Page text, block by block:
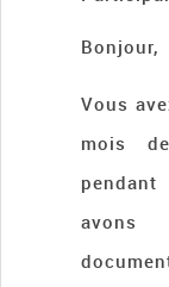
Bonjour,
Vous
mois
avons